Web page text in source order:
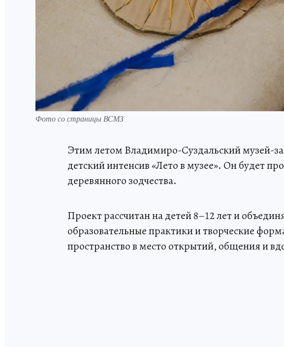
Фото со страницы ВСМЗ
Этим летом Владимиро-Суздальский музей-
детский интенсив «Лето в музее». Он будет
деревянного зодчества.
Проект рассчитан на детей 8–12 лет и
образовательные практики и творческие
пространство в место открытий, общения и